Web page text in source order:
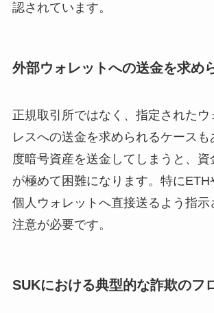
認されています。
外部ウォレットへの送金を求め
正規取引所ではなく、指定されたウ
レスへの送金を求められるケースも
度暗号資産を送金してしまうと、資
が極めて困難になります。特にETH
個人ウォレットへ直接送るよう指示
注意が必要です。
SUKにおける典型的な詐欺のフ